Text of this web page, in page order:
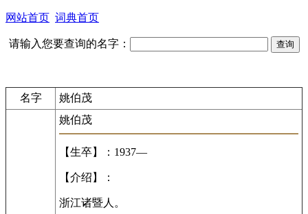
网站首页 词典首页
请输入您要查询的名字：
名字 姚伯茂
姚伯茂
【生卒】：1937—
【介绍】：
浙江诸暨人。